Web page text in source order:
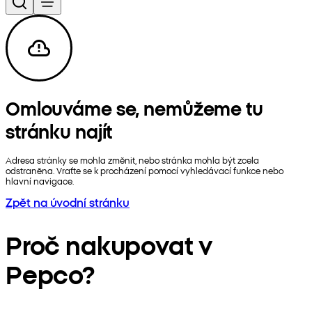
Omlouváme se, nemůžeme tu
stránku najít
Adresa stránky se mohla změnit, nebo stránka mohla být zcela
odstraněna. Vraťte se k procházení pomocí vyhledávací funkce nebo
hlavní navigace.
Zpět na úvodní stránku
Proč nakupovat v
Pepco?